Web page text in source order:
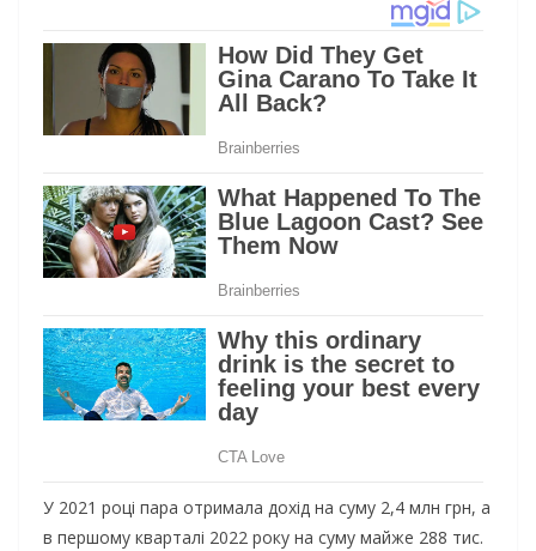
У 2021 році пара отримала дохід на суму 2,4 млн грн, а
в першому кварталі 2022 року на суму майже 288 тис.